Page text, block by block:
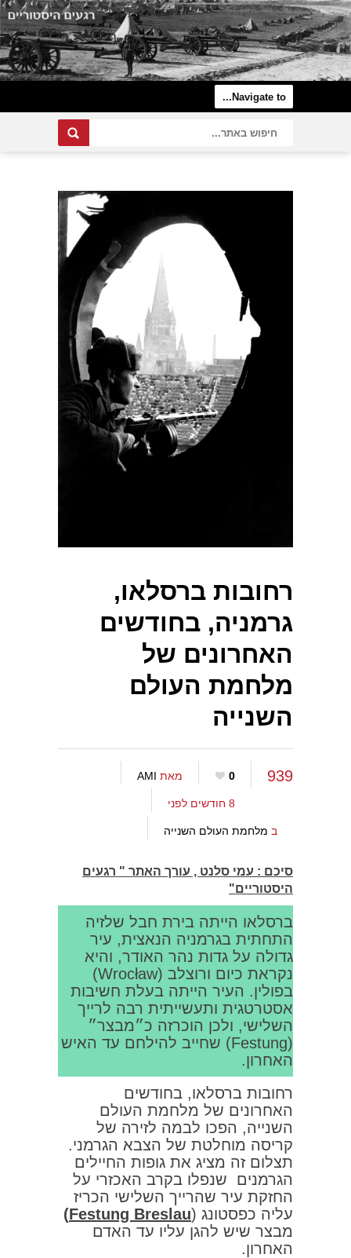
רחובות ברסלאו,
גרמניה, בחודשים
האחרונים של
מלחמת העולם
השנייה
939
0 מאת AMI
8 חודשים לפני
ב מלחמת העולם השנייה
סיכם : עמי סלנט , עורך האתר " רגעים
היסטוריים"
ברסלאו הייתה בירת חבל שלזיה
התחתית בגרמניה הנאצית, עיר
גדולה על גדות נהר האודר, והיא
נקראת כיום ורוצלב (Wrocław)
בפולין. העיר הייתה בעלת חשיבות
אסטרטגית ותעשייתית רבה לרייך
השלישי, ולכן הוכרזה כ״מבצר״
(Festung) שחייב להילחם עד האיש
האחרון.
רחובות ברסלאו, בחודשים
האחרונים של מלחמת העולם
השנייה, הפכו לבמה לזירה של
קריסה מוחלטת של הצבא הגרמני.
תצלום זה מציג את גופות החיילים
הגרמנים שנפלו בקרב האכזרי על
החזקת עיר שהרייך השלישי הכריז
עליה כפסטונג (Festung Breslau)
מבצר שיש להגן עליו עד האדם
האחרון.